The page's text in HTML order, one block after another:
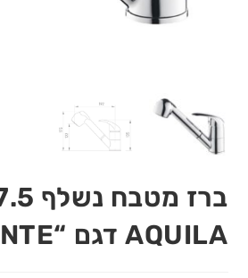
AQUILA דגם “MONTE”